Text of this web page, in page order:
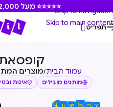
Skip to navigation
Skip to main content
⭐⭐⭐⭐⭐ מעל 12,000 לקוחות מרוצים
תפריט
עמוד הבית/מוצרים
מותגים מובילים איכות